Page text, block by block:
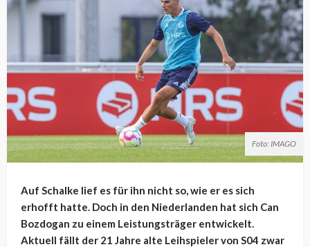
Foto: IMAGO
Auf Schalke lief es für ihn nicht so, wie er es sich
erhofft hatte. Doch in den Niederlanden hat sich Can
Bozdogan zu einem Leistungsträger entwickelt.
Aktuell fällt der 21 Jahre alte Leihspieler von S04 zwar